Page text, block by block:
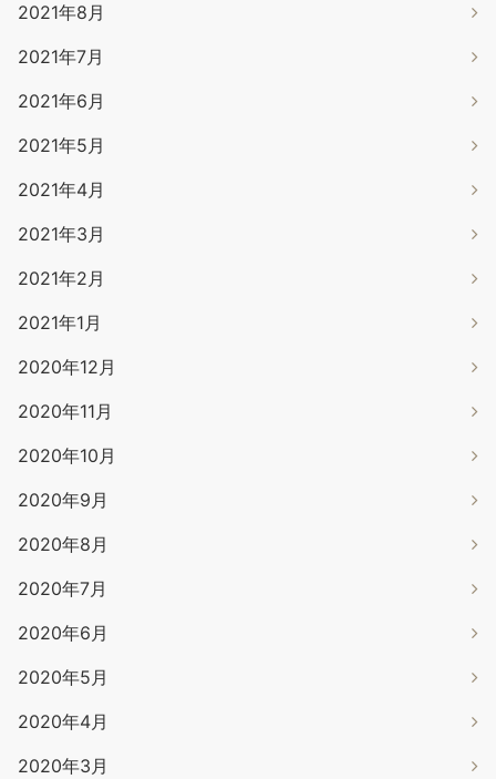
2021年8月
2021年7月
2021年6月
2021年5月
2021年4月
2021年3月
2021年2月
2021年1月
2020年12月
2020年11月
2020年10月
2020年9月
2020年8月
2020年7月
2020年6月
2020年5月
2020年4月
2020年3月